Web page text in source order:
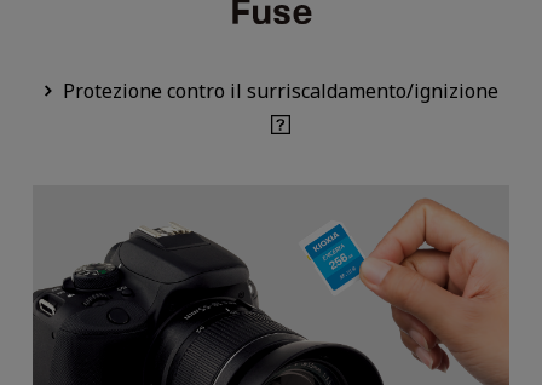
Protezione contro il surriscaldamento/ignizione